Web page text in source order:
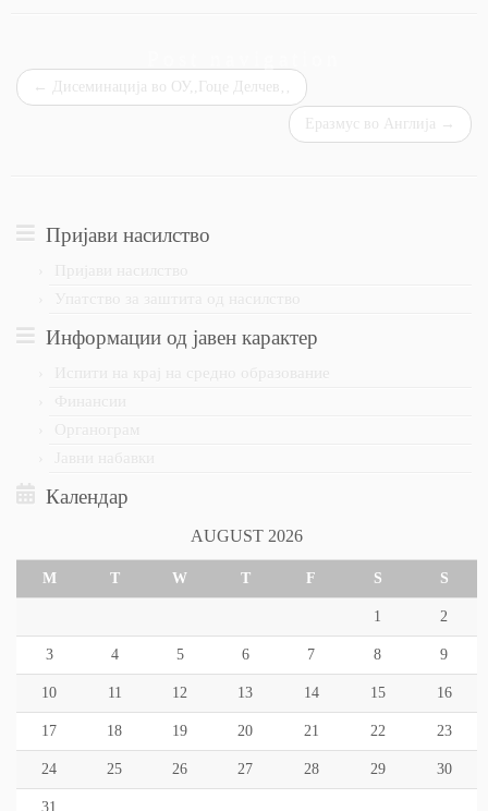
← Дисеминација во ОУ,,Гоце Делчев‚‚
Еразмус во Англија →
Пријави насилство
Упатство за заштита од насилство
Информации од јавен карактер
Испити на крај на средно образование
Финансии
Јавни набавки
Календар
AUGUST 2026
M T W T F S S
1 2
3 4 5 6 7 8 9
10 11 12 13 14 15 16
17 18 19 20 21 22 23
24 25 26 27 28 29 30
31